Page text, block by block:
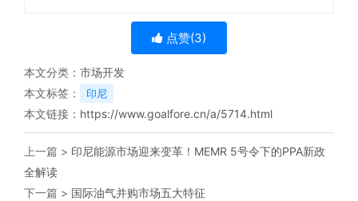
点赞(3)
本文分类： 市场开发
本文标签：
印尼
本文链接： https://www.goalfore.cn/a/5714.html
上一篇 > 印尼能源市场迎来变革！MEMR 5号令下的PPA新政
全解读
下一篇 > 国际油气并购市场五大特征